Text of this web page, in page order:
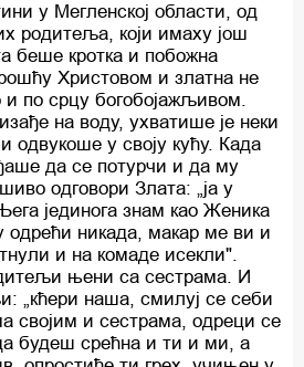
у Мегленској области, од
родитеља, који имаху још
беше кротка и побожна
Христовом и златна не
по срцу богобојажљивом.
на воду, ухватише је неки
одвукоше у своју кућу. Када
да се потурчи и да му
одговори Злата: „ја у
јединога знам као Женика
одрећи никада, макар ме ви и
и на комаде исекли".
њени са сестрама. И
„кћери наша, смилуј се себи
својим и сестрама, одреци се
будеш срећна и ти и ми, а